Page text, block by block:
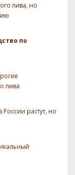
пива, но
по
пива
растут, но